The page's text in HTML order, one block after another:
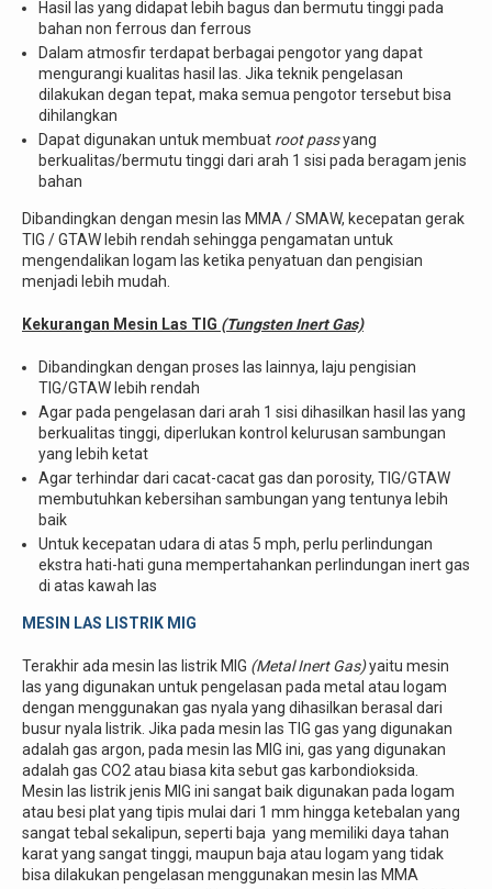
Hasil las yang didapat lebih bagus dan bermutu tinggi pada
bahan non ferrous dan ferrous
Dalam atmosfir terdapat berbagai pengotor yang dapat
mengurangi kualitas hasil las. Jika teknik pengelasan
dilakukan degan tepat, maka semua pengotor tersebut bisa
dihilangkan
Dapat digunakan untuk membuat root passyang
berkualitas/bermutu tinggi dari arah 1 sisi pada beragam jenis
bahan
Dibandingkan dengan mesin las MMA / SMAW, kecepatan gerak
TIG / GTAW lebih rendah sehingga pengamatan untuk
mengendalikan logam las ketika penyatuan dan pengisian
menjadi lebih mudah.
Kekurangan Mesin Las TIG (Tungsten Inert Gas)
Dibandingkan dengan proses las lainnya, laju pengisian
TIG/GTAW lebih rendah
Agar pada pengelasan dari arah 1 sisi dihasilkan hasil las yang
berkualitas tinggi, diperlukan kontrol kelurusan sambungan
yang lebih ketat
Agar terhindar dari cacat-cacat gas dan porosity, TIG/GTAW
membutuhkan kebersihan sambungan yang tentunya lebih
baik
Untuk kecepatan udara di atas 5 mph, perlu perlindungan
ekstra hati-hati guna mempertahankan perlindungan inert gas
di atas kawah las
MESIN LAS LISTRIK MIG
Terakhir ada mesin las listrik MIG (Metal Inert Gas)yaitu mesin
las yang digunakan untuk pengelasan pada metal atau logam
dengan menggunakan gas nyala yang dihasilkan berasal dari
busur nyala listrik. Jika pada mesin las TIG gas yang digunakan
adalah gas argon, pada mesin las MIG ini, gas yang digunakan
adalah gas CO2 atau biasa kita sebut gas karbondioksida.
Mesin las listrik jenis MIG ini sangat baik digunakan pada logam
atau besi plat yang tipis mulai dari 1 mm hingga ketebalan yang
sangat tebal sekalipun, seperti baja yang memiliki daya tahan
karat yang sangat tinggi, maupun baja atau logam yang tidak
bisa dilakukan pengelasan menggunakan mesin las MMA